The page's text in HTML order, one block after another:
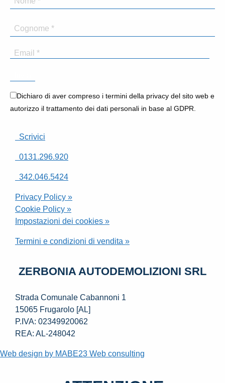
Dichiaro di aver compreso i termini della privacy del sito web e
autorizzo il trattamento dei dati personali in base al GDPR.
Scrivici
0131.296.920
342.046.5424
Privacy Policy »
Cookie Policy »
Impostazioni dei cookies »
Termini e condizioni di vendita »
ZERBONIA AUTODEMOLIZIONI SRL
Strada Comunale Cabannoni 1
15065 Frugarolo [AL]
P.IVA: 02349920062
REA: AL-248042
Web design by MABE23 Web consulting